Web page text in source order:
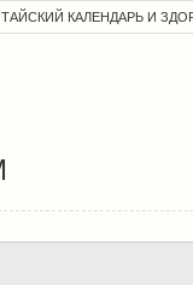
КАЛЕНДАРЬ И